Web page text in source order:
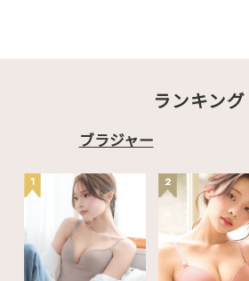
ランキング
ブラジャー
1 2